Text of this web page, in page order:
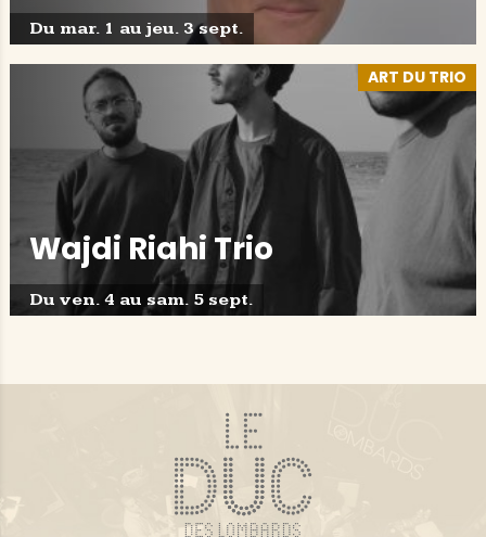
Du mar. 1 au jeu. 3 sept.
ART DU TRIO
Wajdi Riahi Trio
Du ven. 4 au sam. 5 sept.